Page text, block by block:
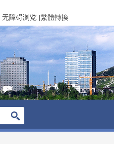
无障碍浏览 |繁體轉換